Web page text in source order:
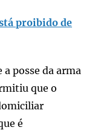
proibido de
posse da arma
que o
é